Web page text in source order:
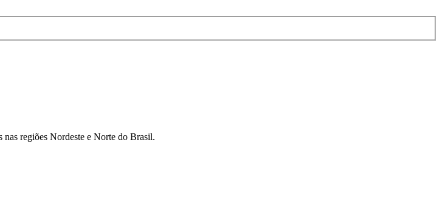
regiões Nordeste e Norte do Brasil.